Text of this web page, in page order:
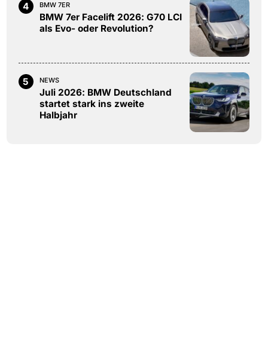
4 BMW 7ER
BMW 7er Facelift 2026: G70 LCI
als Evo- oder Revolution?
5 NEWS
Juli 2026: BMW Deutschland
startet stark ins zweite
Halbjahr